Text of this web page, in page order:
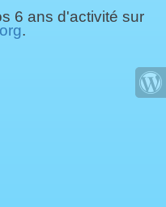
6 ans d'activité sur
.